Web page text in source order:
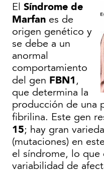
El Síndrome de
Marfan es de
origen genético y
se debe a un
anormal
comportamiento
del gen FBN1 ,
que determina la
producción de una
fibrilina. Este gen
15; hay gran
(mutaciones) en
el síndrome, lo que
variabilidad de